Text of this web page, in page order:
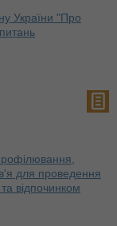
України "Про
для проведення
відпочинком